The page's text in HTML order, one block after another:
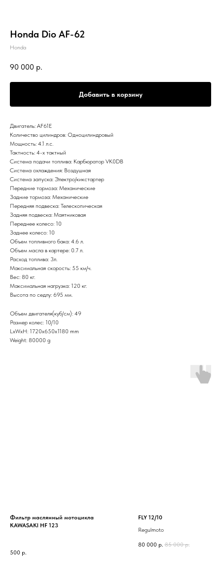
Honda Dio AF-62
Honda
90 000 р.
Добавить в корзину
Двигатель: AF61E
Количество цилиндров: Одноцилиндровый
Мощность: 4.1 л.с.
Тактность: 4-x тактный
Система подачи топлива: Карбюратор VK0DB
Система охлаждения: Воздушная
Система запуска: Электро/кикстартер
Передние тормоза: Механические
Задние тормоза: Механические
Передняя подвеска: Телескопическая
Задняя подвеска: Маятниковая
Переднее колесо: 10
Заднее колесо: 10
Объем топливного бака: 4.6 л.
Объем масла в картере: 0.7 л.
Расход топлива: 3л.
Максимальная скорость: 55 км/ч.
Вес: 80 кг.
Максимальная нагрузка: 120 кг.
Высота по седлу: 695 мм.
Объем двигателя(куб/см): 49
Размер колес: 10/10
LxWxH: 1720x650x1180 mm
Weight: 80000 g
Фильтр маслянный мотоцикла
KAWASAKI HF 123
500 р.
FLY 12/10
Regulmoto
80 000 р. 85 000 р.